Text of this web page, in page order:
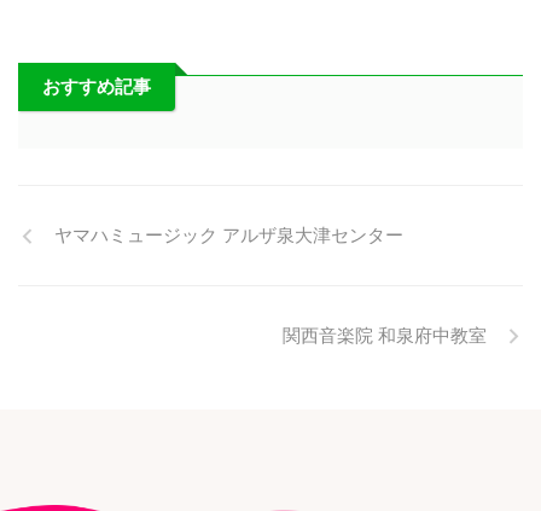
おすすめ記事
ヤマハミュージック アルザ泉大津センター
関西音楽院 和泉府中教室